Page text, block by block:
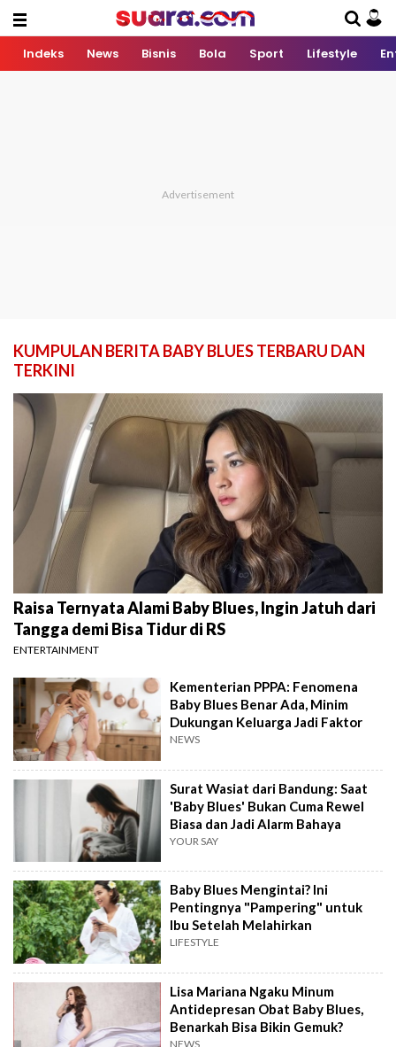
Indeks News Bisnis Bola Sport Lifestyle
KUMPULAN BERITA BABY BLUES TERBARU DAN
TERKINI
Raisa Ternyata Alami Baby Blues, Ingin Jatuh dari
Tangga demi Bisa Tidur di RS
ENTERTAINMENT
Kementerian PPPA: Fenomena
Baby Blues Benar Ada, Minim
Dukungan Keluarga Jadi Faktor
NEWS
Surat Wasiat dari Bandung: Saat
'Baby Blues' Bukan Cuma Rewel
Biasa dan Jadi Alarm Bahaya
YOUR SAY
Baby Blues Mengintai? Ini
Pentingnya "Pampering" untuk
Ibu Setelah Melahirkan
LIFESTYLE
Lisa Mariana Ngaku Minum
Antidepresan Obat Baby Blues,
Benarkah Bisa Bikin Gemuk?
NEWS